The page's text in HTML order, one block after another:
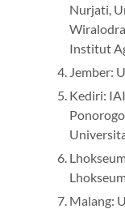
Nurjati,
Institut
Jember:
Kediri:
Malang: